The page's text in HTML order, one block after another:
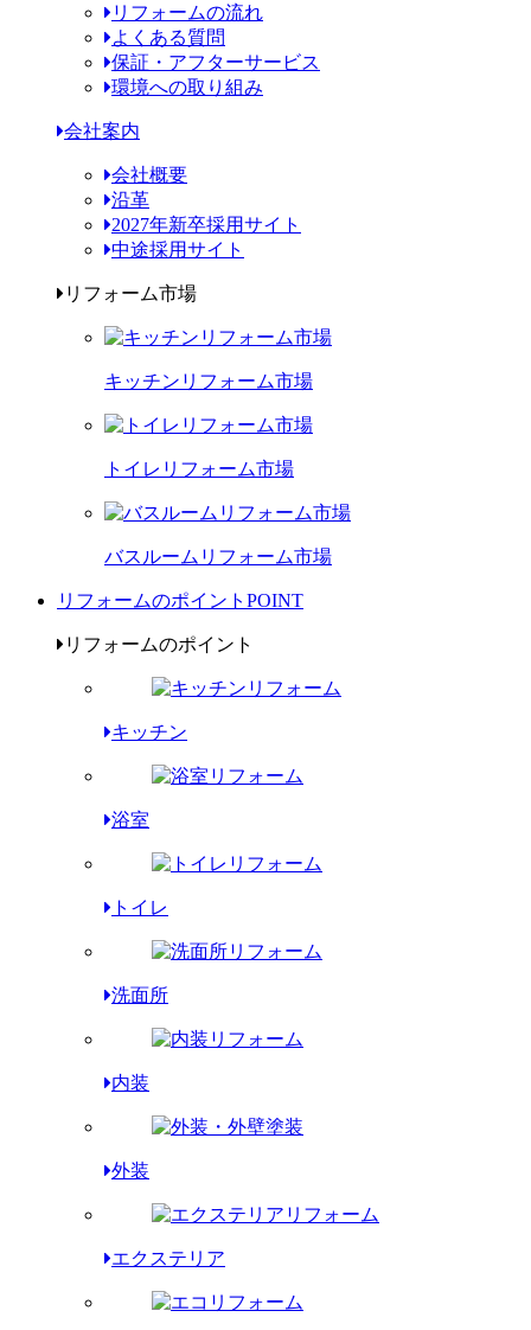
リフォームの流れ
よくある質問
保証・アフターサービス
環境への取り組み
会社案内
会社概要
沿革
2027年新卒採用サイト
中途採用サイト
リフォーム市場
キッチンリフォーム市場
トイレリフォーム市場
バスルームリフォーム市場
リフォームのポイント POINT
リフォームのポイント
キッチン
浴室
トイレ
洗面所
内装
外装
エクステリア